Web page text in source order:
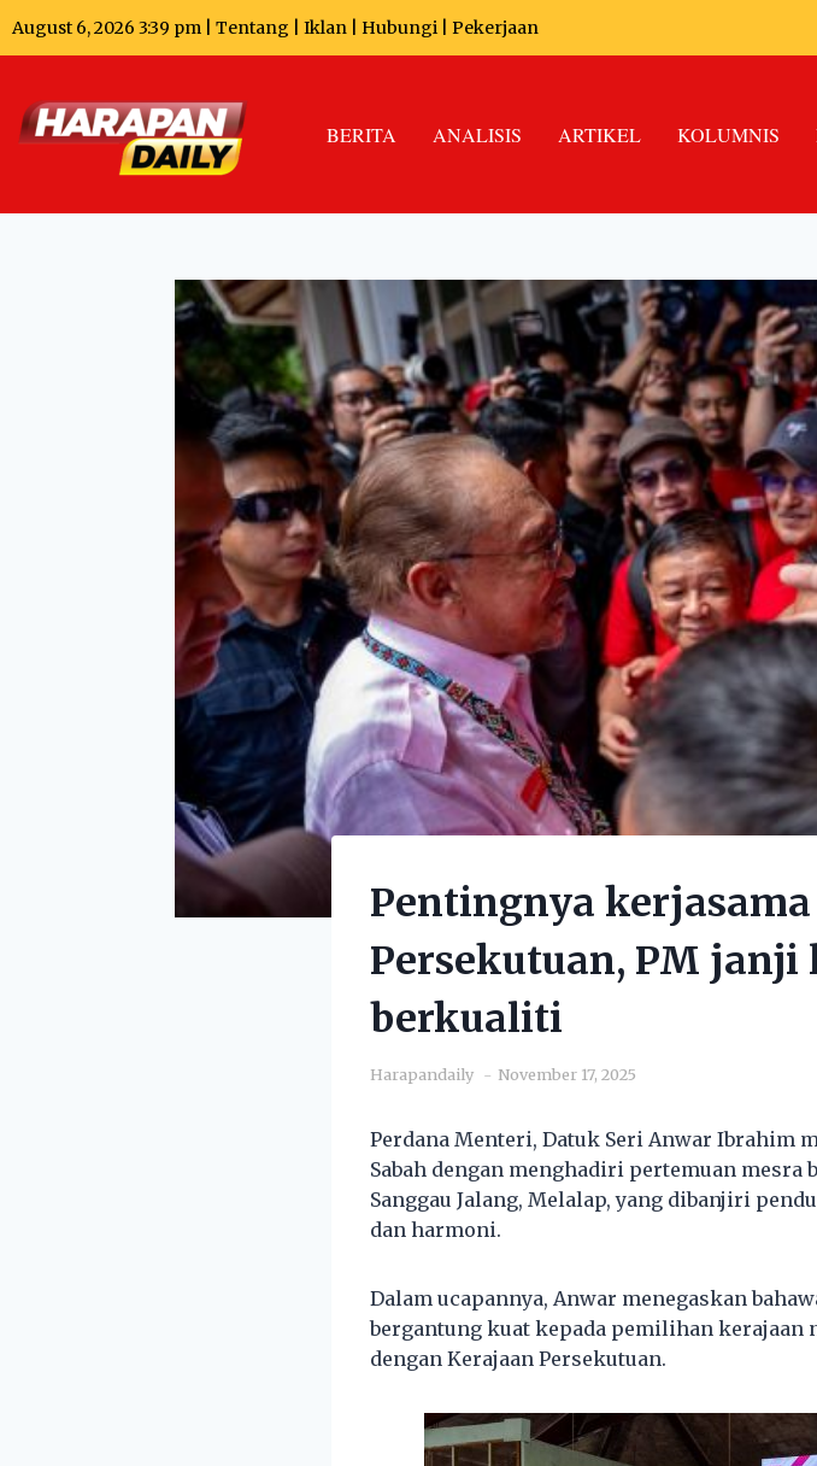
August 6, 2026 3:39 pm | Tentang Iklan Hubungi Pekerjaan
BERITA ANALISIS ARTIKEL KOLUMNIS
Pentingnya
Persekutuan, PM
berkualiti
Harapandaily November 17, 2025
Perdana Menteri, Datuk Seri Anwar Ibrahim
Sabah dengan menghadiri pertemuan mesra
Sanggau Jalang, Melalap, yang dibanjiri
dan harmoni.
Dalam ucapannya, Anwar menegaskan
bergantung kuat kepada pemilihan kerajaan
dengan Kerajaan Persekutuan.